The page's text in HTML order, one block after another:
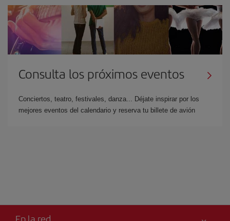
Consulta los próximos eventos
Conciertos, teatro, festivales, danza... Déjate inspirar por los
mejores eventos del calendario y reserva tu billete de avión